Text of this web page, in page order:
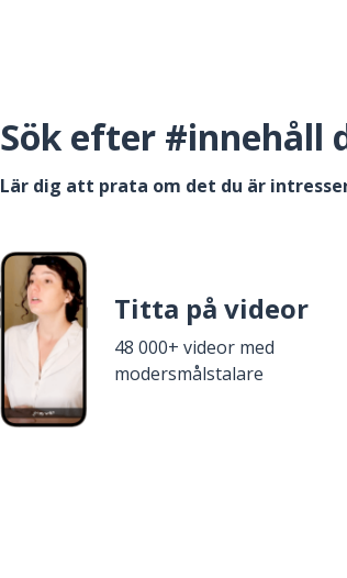
Sök efter #innehåll
Lär dig att prata om det du är
Titta på videor
48 000+ videor med
modersmålstalare